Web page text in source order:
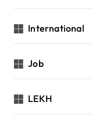
International
Job
LEKH